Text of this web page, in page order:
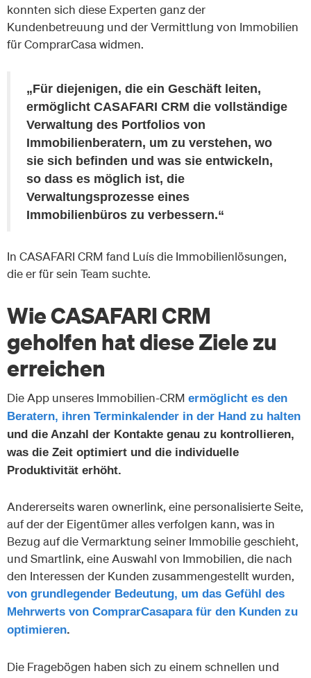
konnten sich diese Experten ganz der
Kundenbetreuung und der Vermittlung von Immobilien
für ComprarCasa widmen.
„Für diejenigen, die ein Geschäft leiten,
ermöglicht CASAFARI CRM die vollständige
Verwaltung des Portfolios von
Immobilienberatern, um zu verstehen, wo
sie sich befinden und was sie entwickeln,
so dass es möglich ist, die
Verwaltungsprozesse eines
Immobilienbüros zu verbessern.“
In CASAFARI CRM fand Luís die Immobilienlösungen,
die er für sein Team suchte.
Wie CASAFARI CRM
geholfen hat diese Ziele zu
erreichen
Die App unseres Immobilien-CRM ermöglicht es den
Beratern, ihren Terminkalender in der Hand zu halten
und die Anzahl der Kontakte genau zu kontrollieren,
was die Zeit optimiert und die individuelle
Produktivität erhöht.
Andererseits waren ownerlink, eine personalisierte Seite,
auf der der Eigentümer alles verfolgen kann, was in
Bezug auf die Vermarktung seiner Immobilie geschieht,
und Smartlink, eine Auswahl von Immobilien, die nach
den Interessen der Kunden zusammengestellt wurden,
von grundlegender Bedeutung, um das Gefühl des
Mehrwerts von ComprarCasapara für den Kunden zu
optimieren.
Die Fragebögen haben sich zu einem schnellen und